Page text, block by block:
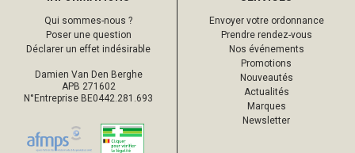
Qui sommes-nous ?
Poser une question
Déclarer un effet indésirable
Damien Van Den Berghe
APB 271602
N°Entreprise BE0442.281.693
Envoyer votre ordonnance
Prendre rendez-vous
Nos événements
Promotions
Nouveautés
Actualités
Marques
Newsletter